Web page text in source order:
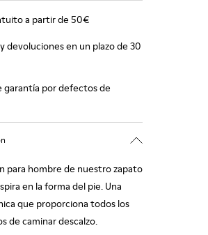
a partir de 50€
devoluciones en un plazo de 30
garantía por defectos de
para hombre de nuestro zapato
en la forma del pie. Una
que proporciona todos los
de caminar descalzo.